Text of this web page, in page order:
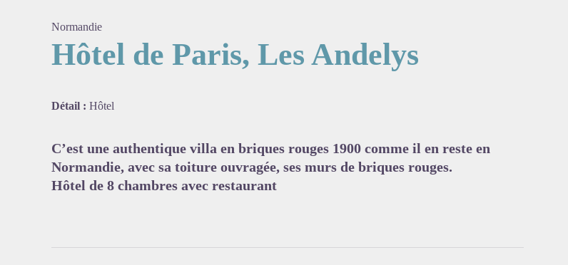
Normandie
Hôtel de Paris, Les Andelys
Détail : Hôtel
C’est une authentique villa en briques rouges 1900 comme il en reste en
Normandie, avec sa toiture ouvragée, ses murs de briques rouges.
Hôtel de 8 chambres avec restaurant